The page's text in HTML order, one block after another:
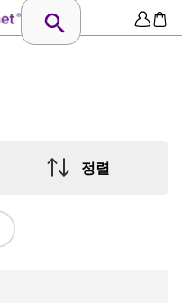
정렬